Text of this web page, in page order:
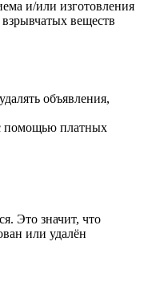
и/или изготовления
взрывчатых веществ
объявления,
помощью платных
Это значит, что
или удалён